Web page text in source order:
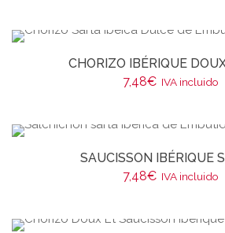
CHORIZO IBÉRIQUE
7,48€ IVA incluido
SAUCISSON IBÉRIQUE
7,48€ IVA incluido